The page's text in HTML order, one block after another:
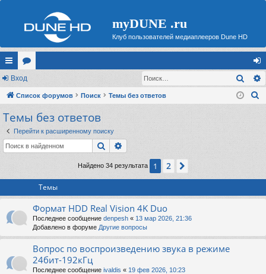
myDUNE .ru
Клуб пользователей медиаплееров Dune HD
с
ы
лк
и
ор
ум
хо
д
Вход
Список форумов Поиск Темы без ответов
Темы без ответов
Перейти к расширенному поиску
Поиск
Найдено 34 результата 1 2
Темы
Формат HDD Real Vision 4K Duo
Последнее сообщение denpesh « 13 мар 2026, 21:36
Добавлено в форуме Другие вопросы
Вопрос по воспроизведению звука в режиме
24бит-192кГц
Последнее сообщение ivaldis « 19 фев 2026, 10:23